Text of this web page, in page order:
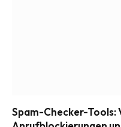
Spam-Checker-Tools: